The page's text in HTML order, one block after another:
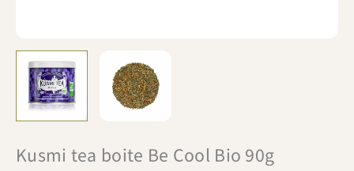
Kusmi tea boite Be Cool Bio 90g